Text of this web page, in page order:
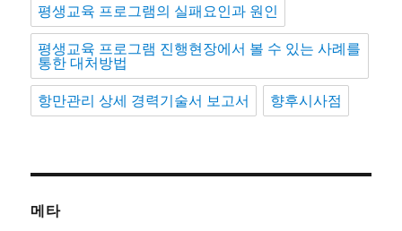
평생교육 프로그램의 실패요인과 원인
평생교육 프로그램 진행현장에서 볼 수 있는 사례를
통한 대처방법
항만관리 상세 경력기술서 보고서 향후시사점
메타